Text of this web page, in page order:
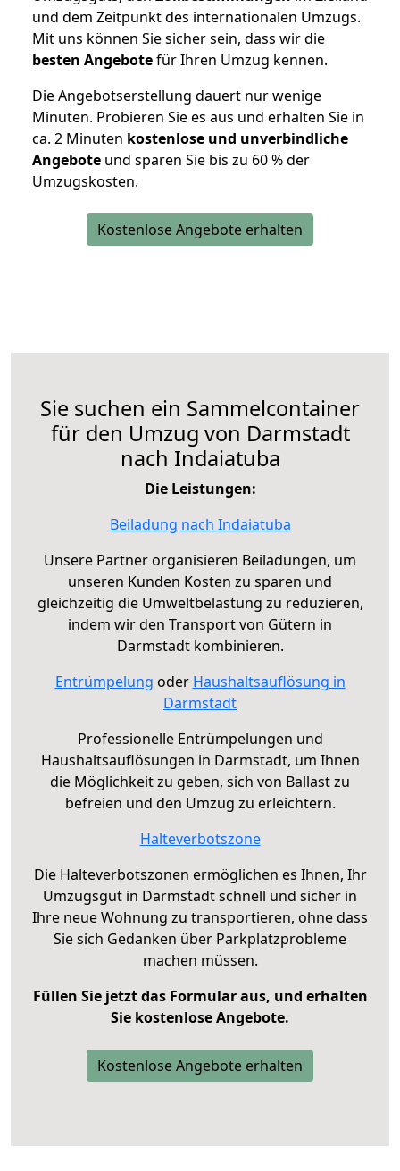
und dem Zeitpunkt des internationalen Umzugs.
Mit uns können Sie sicher sein, dass wir die
besten Angebotefür Ihren Umzug kennen.
Die Angebotserstellung dauert nur wenige
Minuten. Probieren Sie es aus und erhalten Sie in
ca. 2 Minuten kostenlose und unverbindliche
Angebote und sparen Sie bis zu 60 % der
Umzugskosten.
Kostenlose Angebote erhalten
Sie suchen ein Sammelcontainer
für den Umzug von Darmstadt
nach Indaiatuba
Die Leistungen:
Beiladung nach Indaiatuba
Unsere Partner organisieren Beiladungen, um
unseren Kunden Kosten zu sparen und
gleichzeitig die Umweltbelastung zu reduzieren,
indem wir den Transport von Gütern in
Darmstadt kombinieren.
Entrümpelung oder Haushaltsauflösung in
Darmstadt
Professionelle Entrümpelungen und
Haushaltsauflösungen in Darmstadt, um Ihnen
die Möglichkeit zu geben, sich von Ballast zu
befreien und den Umzug zu erleichtern.
Halteverbotszone
Die Halteverbotszonen ermöglichen es Ihnen, Ihr
Umzugsgut in Darmstadt schnell und sicher in
Ihre neue Wohnung zu transportieren, ohne dass
Sie sich Gedanken über Parkplatzprobleme
machen müssen.
Füllen Sie jetzt das Formular aus, und erhalten
Sie kostenlose Angebote.
Kostenlose Angebote erhalten